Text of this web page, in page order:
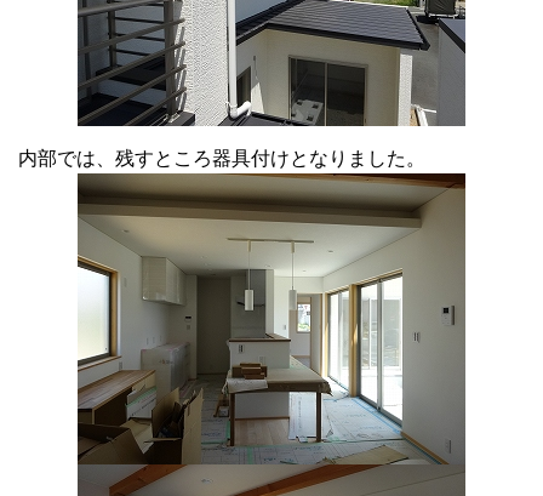
内部では、残すところ器具付けとなりました。